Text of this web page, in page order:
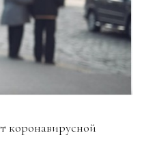
коронавирусной